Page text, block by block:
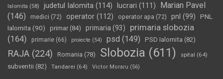
Ialomita (58) judetul Ialomita (114) lucrari (111)
Marian Pavel
(146)
medici (72) operator (112) operator apa (72) pnl (99)
PNL
Ialomita (90) primar(84) primaria (93)
primaria slobozia
(164)
primarie (66) proiecte (54) psd (149) PSD Ialomita (82)
RAJA (224) Romania (78) Slobozia (611) spital (64)
subventii (82) Tandarei (64) Victor Moraru (56)